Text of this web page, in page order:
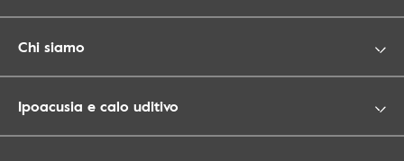
Chi siamo
Ipoacusia e calo uditivo